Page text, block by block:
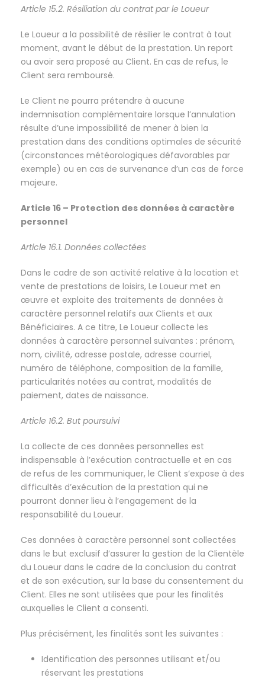
Article 15.2. Résiliation du contrat par le Loueur
Le Loueur a la possibilité de résilier le contrat à tout
moment, avant le début de la prestation. Un report
ou avoir sera proposé au Client. En cas de refus, le
Client sera remboursé.
Le Client ne pourra prétendre à aucune
indemnisation complémentaire lorsque l’annulation
résulte d’une impossibilité de mener à bien la
prestation dans des conditions optimales de sécurité
(circonstances météorologiques défavorables par
exemple) ou en cas de survenance d’un cas de force
majeure.
Article 16 – Protection des données à caractère
personnel
Article 16.1. Données collectées
Dans le cadre de son activité relative à la location et
vente de prestations de loisirs, Le Loueur met en
œuvre et exploite des traitements de données à
caractère personnel relatifs aux Clients et aux
Bénéficiaires. A ce titre, Le Loueur collecte les
données à caractère personnel suivantes : prénom,
nom, civilité, adresse postale, adresse courriel,
numéro de téléphone, composition de la famille,
particularités notées au contrat, modalités de
paiement, dates de naissance.
Article 16.2. But poursuivi
La collecte de ces données personnelles est
indispensable à l’exécution contractuelle et en cas
de refus de les communiquer, le Client s’expose à des
difficultés d’exécution de la prestation qui ne
pourront donner lieu à l’engagement de la
responsabilité du Loueur.
Ces données à caractère personnel sont collectées
dans le but exclusif d’assurer la gestion de la Clientèle
du Loueur dans le cadre de la conclusion du contrat
et de son exécution, sur la base du consentement du
Client. Elles ne sont utilisées que pour les finalités
auxquelles le Client a consenti.
Plus précisément, les finalités sont les suivantes :
Identification des personnes utilisant et/ou
réservant les prestations